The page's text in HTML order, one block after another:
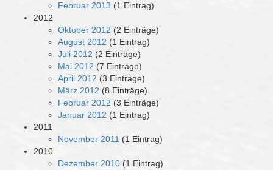
Februar 2013 (1 Eintrag)
2012
Oktober 2012 (2 Einträge)
August 2012 (1 Eintrag)
Juli 2012 (2 Einträge)
Mai 2012 (7 Einträge)
April 2012 (3 Einträge)
März 2012 (8 Einträge)
Februar 2012 (3 Einträge)
Januar 2012 (1 Eintrag)
2011
November 2011 (1 Eintrag)
2010
Dezember 2010 (1 Eintrag)